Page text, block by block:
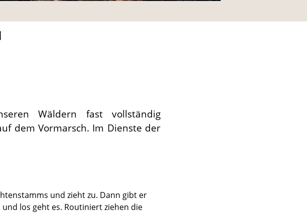
Wäldern fast vollständig
dem Vormarsch. Im Dienste der
und zieht zu. Dann gibt er
los geht es. Routiniert ziehen die